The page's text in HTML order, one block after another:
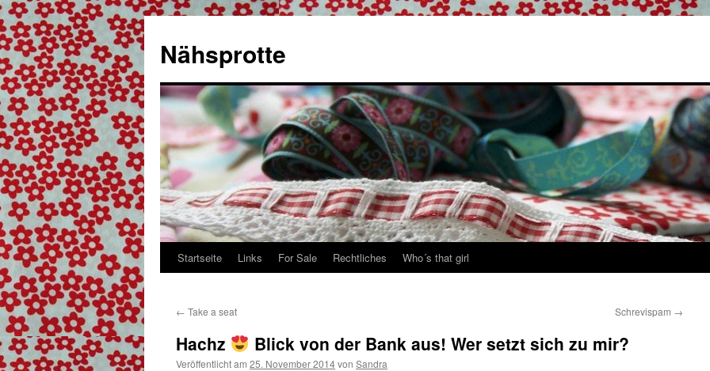
springen
Nähsprotte
Startseite Links For Sale Rechtliches Who´s that girl
← Take a seat Schrevispam →
Hachz Blick von der Bank aus! Wer setzt sich zu mir?
Veröffentlicht am 25. November 2014von Sandra